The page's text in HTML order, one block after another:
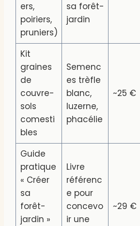
ers,
poiriers,
pruniers)
sa forêt-
jardin
Kit
graines
de
couvre-
sols
comesti
bles
Semenc
es trèfle
blanc,
luzerne,
phacélie
~25 €
Guide
pratique
« Créer
sa
forêt-
jardin »
Livre
référenc
e pour
concevo
ir une
~29 €